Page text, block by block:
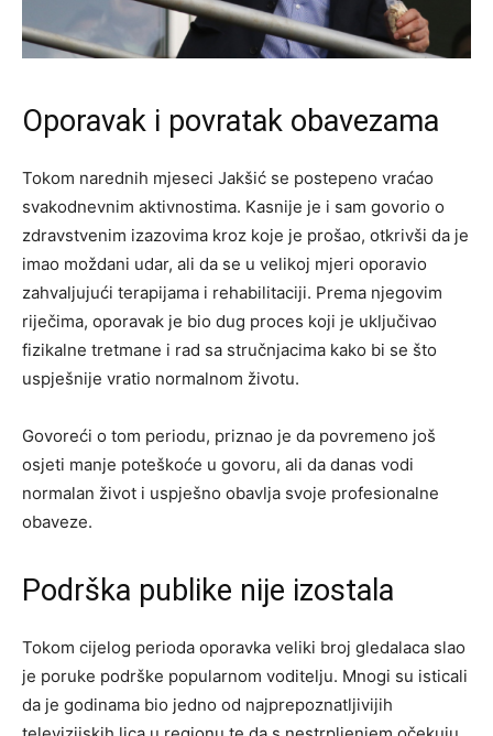
Oporavak i povratak obavezama
Tokom narednih mjeseci Jakšić se postepeno vraćao
svakodnevnim aktivnostima. Kasnije je i sam govorio o
zdravstvenim izazovima kroz koje je prošao, otkrivši da je
imao moždani udar, ali da se u velikoj mjeri oporavio
zahvaljujući terapijama i rehabilitaciji. Prema njegovim
riječima, oporavak je bio dug proces koji je uključivao
fizikalne tretmane i rad sa stručnjacima kako bi se što
uspješnije vratio normalnom životu.
Govoreći o tom periodu, priznao je da povremeno još
osjeti manje poteškoće u govoru, ali da danas vodi
normalan život i uspješno obavlja svoje profesionalne
obaveze.
Podrška publike nije izostala
Tokom cijelog perioda oporavka veliki broj gledalaca slao
je poruke podrške popularnom voditelju. Mnogi su isticali
da je godinama bio jedno od najprepoznatljivijih